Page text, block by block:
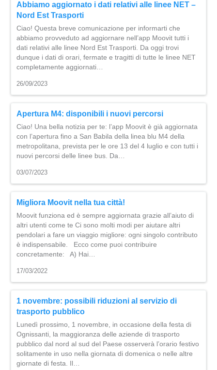
Abbiamo aggiornato i dati relativi alle linee NET –
Nord Est Trasporti
Ciao! Questa breve comunicazione per informarti che
abbiamo provveduto ad aggiornare nell’app Moovit tutti i
dati relativi alle linee Nord Est Trasporti. Da oggi trovi
dunque i dati di orari, fermate e tragitti di tutte le linee NET
completamente aggiornati…
26/09/2023
Apertura M4: disponibili i nuovi percorsi
Ciao! Una bella notizia per te: l’app Moovit è già aggiornata
con l’apertura fino a San Babila della linea blu M4 della
metropolitana, prevista per le ore 13 del 4 luglio e con tutti i
nuovi percorsi delle linee bus. Da…
03/07/2023
Migliora Moovit nella tua città!
Moovit funziona ed è sempre aggiornata grazie all’aiuto di
altri utenti come te Ci sono molti modi per aiutare altri
pendolari a fare un viaggio migliore: ogni singolo contributo
è indispensabile. Ecco come puoi contribuire
concretamente: A) Hai…
17/03/2022
1 novembre: possibili riduzioni al servizio di
trasporto pubblico
Lunedì prossimo, 1 novembre, in occasione della festa di
Ognissanti, la maggioranza delle aziende di trasporto
pubblico dal nord al sud del Paese osserverà l’orario festivo
solitamente in uso nella giornata di domenica o nelle altre
giornate di festa. Il…